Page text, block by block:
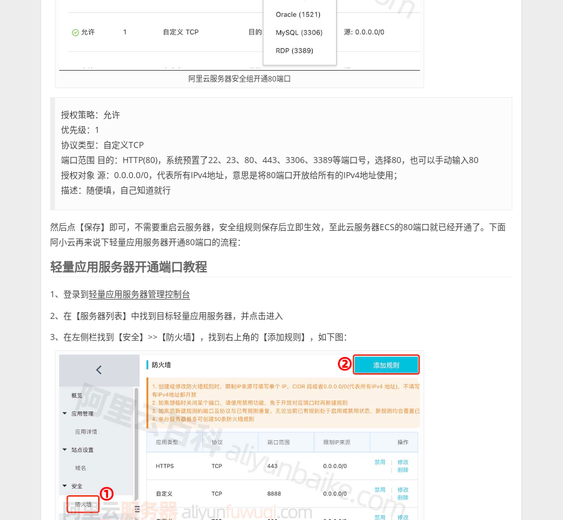
阿里云服务器安全组开通80端口
授权策略：允许
优先级：1
协议类型：自定义TCP
端口范围 目的：HTTP(80)，系统预置了22、23、80、443、3306、3389等端口号，选择80，也可以手动输入80
授权对象 源：0.0.0.0/0，代表所有IPv4地址，意思是将80端口开放给所有的IPv4地址使用；
描述：随便填，自己知道就行
然后点【保存】即可，不需要重启云服务器，安全组规则保存后立即生效，至此云服务器ECS的80端口就已经开通了。下面
阿小云再来说下轻量应用服务器开通80端口的流程：
轻量应用服务器开通端口教程
1、登录到轻量应用服务器管理控制台
2、在【服务器列表】中找到目标轻量应用服务器，并点击进入
3、在左侧栏找到【安全】>>【防火墙】，找到右上角的【添加规则】，如下图：